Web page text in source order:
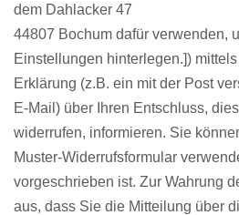
dem Dahlacker 47
44807 Bochum dafür verwenden,
Einstellungen hinterlegen.])
Erklärung (z.B. ein mit der Post
E-Mail) über Ihren Entschluss,
widerrufen, informieren. Sie
Muster-Widerrufsformular
vorgeschrieben ist. Zur Wahrung
aus, dass Sie die Mitteilung über